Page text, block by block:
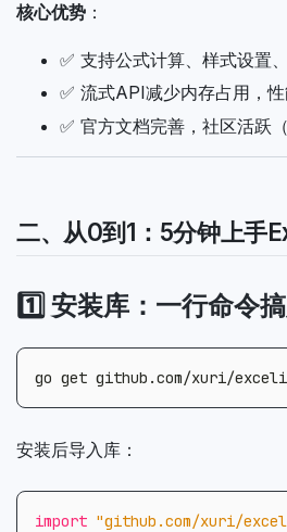
核心优势 ：
✅ 支持公式计算、样式设置
✅ 流式API减少内存占用，
✅ 官方文档完善，社区活跃
二、从0到1：5分钟上手
1️⃣ 安装库：一行命令
安装后导入库：
import "github.com/xuri/